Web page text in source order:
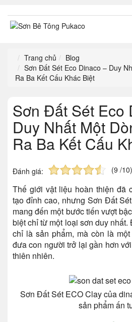
Trang chủ
Blog
Sơn Đất Sét Eco Dinaco – Duy
Ra Ba Kết Cấu Khác Biệt
Sơn Đất Sét Eco
Duy Nhất Một
Ra Ba Kết Cấu
Đánh giá: (9 /10)
Thế giới vật liệu hoàn thiện đã
tạo đỉnh cao, nhưng Sơn Đất
mang đến một bước tiến vượt
biệt chỉ từ một loại sơn duy
chỉ là sản phẩm, mà còn là
đưa con người trở lại gần hơn
thiên nhiên.
Sơn Đất Sét ECO Clay của
sản phẩm ấn